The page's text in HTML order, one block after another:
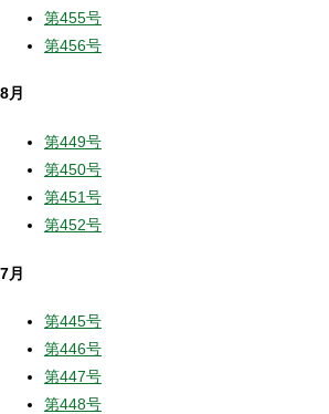
第455号
第456号
8月
第449号
第450号
第451号
第452号
7月
第445号
第446号
第447号
第448号